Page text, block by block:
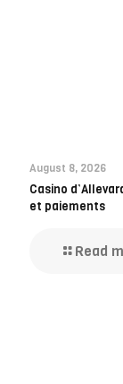
August 8, 2026
Casino
et paiements
Read